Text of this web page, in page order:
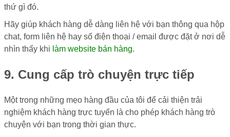
thứ gì đó.
Hãy giúp khách hàng dễ dàng liên hệ với bạn thông qua hộp
chat, form liên hệ hay số điện thoại / email được đặt ở nơi dễ
nhìn thấy khi làm website bán hàng.
9. Cung cấp trò chuyện trực tiếp
Một trong những mẹo hàng đầu của tôi để cải thiện trải
nghiệm khách hàng trực tuyến là cho phép khách hàng trò
chuyện với bạn trong thời gian thực.